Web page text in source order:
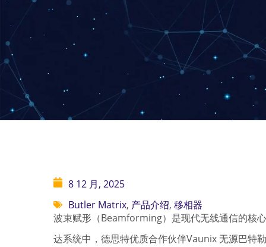
8 12 月, 2025
Butler Matrix, 产品介绍, 移相器
波束赋形（Beamforming）是现代无线通信的核
达系统中，德思特优质合作伙伴Vaunix 无源巴特